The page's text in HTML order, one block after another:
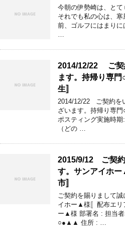
今朝の伊勢崎は、とて
それでも私の心は、
前、ゴルフにはまり
…
2014/12/22 ご契
ます。持帰り専
生〛
2014/12/22 ご契約を
ざいます。持帰り専
ポスティング実施時
（どの …
2015/9/12 ご契約
す。サンアイホ
市〛
ご契約を賜りまして
イホー▲様〚配布エ
ー▲様 部署名 : 担当
○●▲▲ 住所 : …